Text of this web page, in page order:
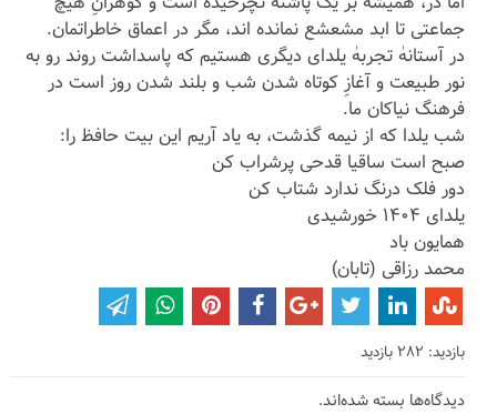
جماعتی تا ابد مشعشع نمانده اند، مگر در اعماق خاطراتمان.
در آستانهٰ تجربهٰ یلدای دیگری هستیم که پاسداشت روند رو به
نور طبیعت و آغازِ کوتاه شدن شب و بلند شدن روز است در
فرهنگ نیاکان ما.
شب یلدا که از نیمه گذشت، به یاد آریم این بیت حافظ را:
صبح است ساقیا قدحی پرشراب کن
دور فلک درنگ ندارد شتاب کن
یلدای ۱۴۰۴ خورشیدی
همایون باد
محمد رزاقی (تابان)
بازدید: 282 بازدید
دیدگاه‌ها بسته شده‌اند.